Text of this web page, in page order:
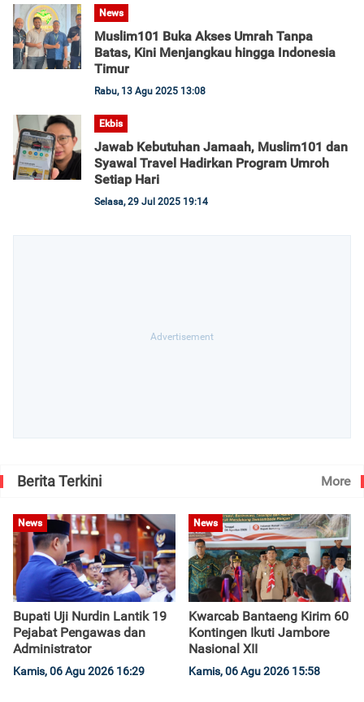
News
Muslim101 Buka Akses Umrah Tanpa
Batas, Kini Menjangkau hingga Indonesia
Timur
Rabu, 13 Agu 2025 13:08
Ekbis
Jawab Kebutuhan Jamaah, Muslim101 dan
Syawal Travel Hadirkan Program Umroh
Setiap Hari
Selasa, 29 Jul 2025 19:14
Berita Terkini More
News
Bupati Uji Nurdin Lantik 19
Pejabat Pengawas dan
Administrator
Kamis, 06 Agu 2026 16:29
News
Kwarcab Bantaeng Kirim 60
Kontingen Ikuti Jambore
Nasional XII
Kamis, 06 Agu 2026 15:58